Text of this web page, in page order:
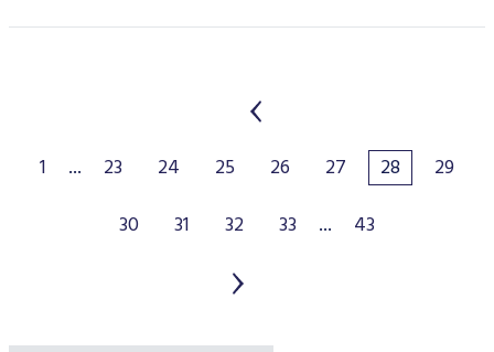
1 ... 23 24 25 26 27 28
29
30
31 32 33 ... 43